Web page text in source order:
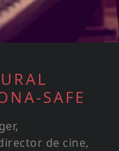
SAFE
de cine,